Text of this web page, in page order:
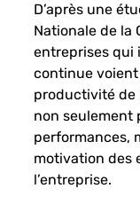
D’après une
Nationale de la
entreprises qui
continue voient
productivité de
non seulement
performances,
motivation des
l’entreprise.